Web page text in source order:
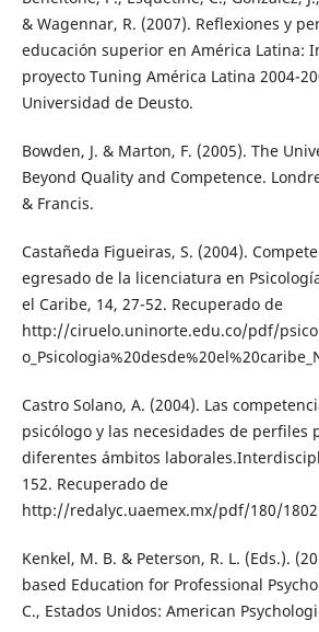
& Wagennar, R. (2007). Reflexiones y
educación superior en América Latina:
proyecto Tuning América Latina 2004-
Universidad de Deusto.
Bowden, J. & Marton, F. (2005). The
Beyond Quality and Competence.
& Francis.
Castañeda Figueiras, S. (2004).
egresado de la licenciatura en
el Caribe, 14, 27-52. Recuperado de
http://ciruelo.uninorte.edu.co/pdf/
Castro Solano, A. (2004). Las
psicólogo y las necesidades de perfiles
diferentes ámbitos
152. Recuperado de
http://redalyc.uaemex.mx/pdf/180/
Kenkel, M. B. & Peterson, R. L. (Eds.).
based Education for Professional
C., Estados Unidos: American